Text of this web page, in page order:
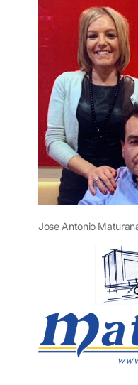
Jose Antonio